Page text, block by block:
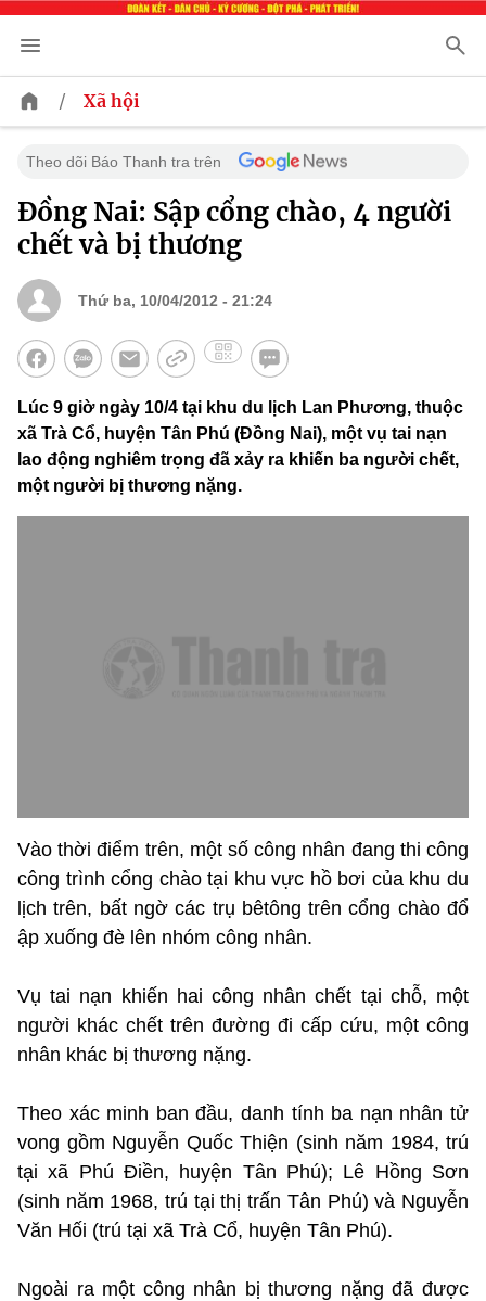
/ Xã hội
Theo dõi Báo Thanh tra trên
Đồng Nai: Sập cổng chào, 4 người
chết và bị thương
Thứ ba, 10/04/2012 - 21:24
Lúc 9 giờ ngày 10/4 tại khu du lịch Lan Phương, thuộc
xã Trà Cổ, huyện Tân Phú (Đồng Nai), một vụ tai nạn
lao động nghiêm trọng đã xảy ra khiến ba người chết,
một người bị thương nặng.
Vào thời điểm trên, một số công nhân đang thi công
công trình cổng chào tại khu vực hồ bơi của khu du
lịch trên, bất ngờ các trụ bêtông trên cổng chào đổ
ập xuống đè lên nhóm công nhân.
Vụ tai nạn khiến hai công nhân chết tại chỗ, một
người khác chết trên đường đi cấp cứu, một công
nhân khác bị thương nặng.
Theo xác minh ban đầu, danh tính ba nạn nhân tử
vong gồm Nguyễn Quốc Thiện (sinh năm 1984, trú
tại xã Phú Điền, huyện Tân Phú); Lê Hồng Sơn
(sinh năm 1968, trú tại thị trấn Tân Phú) và Nguyễn
Văn Hối (trú tại xã Trà Cổ, huyện Tân Phú).
Ngoài ra một công nhân bị thương nặng đã được